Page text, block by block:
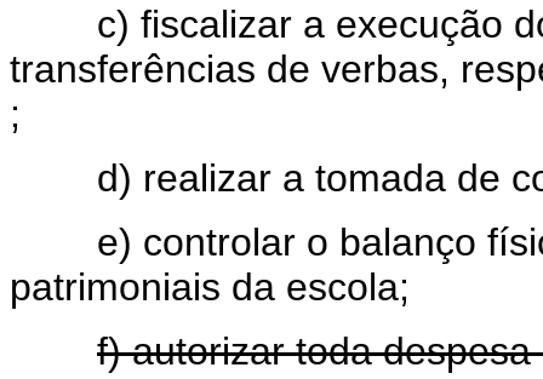
c) fiscalizar a execução
transferências de verbas,
;
d) realizar a tomada de
e) controlar o balanço
patrimoniais da escola;
f) autorizar toda